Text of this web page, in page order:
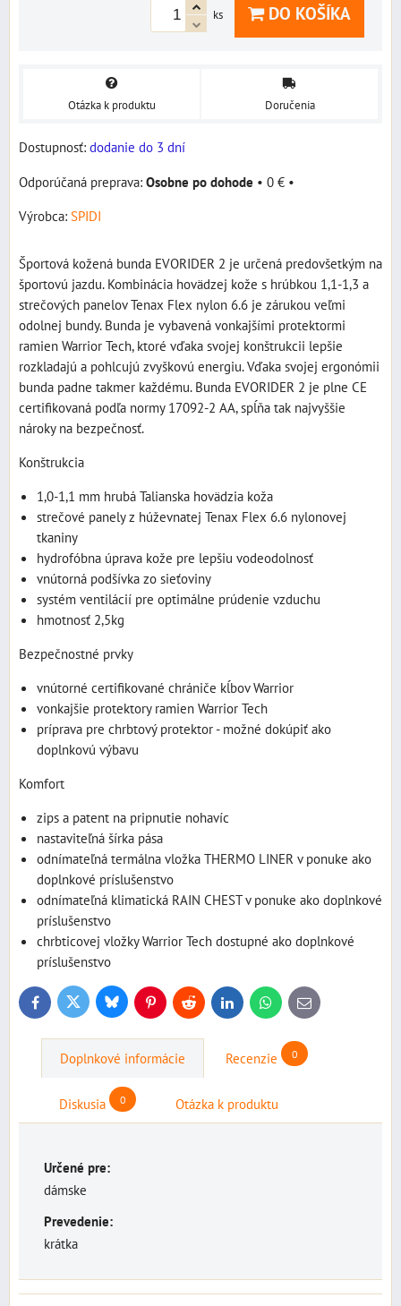
ks DO KOŠÍKA
Otázka k produktu Doručenia
Dostupnosť: dodanie do 3 dní
Osobne po dohode • 0 € •
Výrobca: SPIDI
Športová kožená bunda EVORIDER 2 je určená predovšetkým na
športovú jazdu. Kombinácia hovädzej kože s hrúbkou 1,1-1,3 a
strečových panelov Tenax Flex nylon 6.6 je zárukou veľmi
odolnej bundy. Bunda je vybavená vonkajšími protektormi
ramien Warrior Tech, ktoré vďaka svojej konštrukcii lepšie
rozkladajú a pohlcujú zvyškovú energiu. Vďaka svojej ergonómii
bunda padne takmer každému. Bunda EVORIDER 2 je plne CE
certifikovaná podľa normy 17092-2 AA, spĺňa tak najvyššie
nároky na bezpečnosť.
Konštrukcia
1,0-1,1 mm hrubá Talianska hovädzia koža
strečové panely z húževnatej Tenax Flex 6.6 nylonovej
tkaniny
hydrofóbna úprava kože pre lepšiu vodeodolnosť
vnútorná podšívka zo sieťoviny
systém ventilácií pre optimálne prúdenie vzduchu
hmotnosť 2,5kg
Bezpečnostné prvky
vnútorné certifikované chrániče kĺbov Warrior
vonkajšie protektory ramien Warrior Tech
príprava pre chrbtový protektor - možné dokúpiť ako
doplnkovú výbavu
Komfort
zips a patent na pripnutie nohavíc
nastaviteľná šírka pása
odnímateľná termálna vložka THERMO LINER v ponuke ako
doplnkové príslušenstvo
odnímateľná klimatická RAIN CHEST v ponuke ako doplnkové
príslušenstvo
chrbticovej vložky Warrior Tech dostupné ako doplnkové
príslušenstvo
FacebookTwitter BlueskyPinterestReddit LinkedInWhatsApp
E-
mail
Doplnkové informácie Recenzie 0
Diskusia 0 Otázka k produktu
Určené pre:
dámske
Prevedenie:
krátka